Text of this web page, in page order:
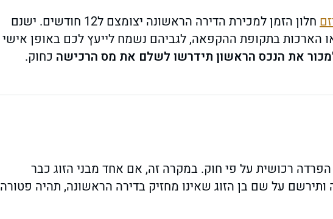
חלון הזמן למכירת הדירה הראשונה יצומצם ל12 חודשים. ישנם
הארכות בתקופת ההקפאה, לגביהם נשמח לייעץ לכם באופן אישי
את הנכס הראשון תידרשו לשלם את מס הרכישה כחוק.
רכושית על פי חוק. במקרה זה, אם אחד מבני הזוג כבר
על שם בן הזוג שאינו מחזיק בדירה הראשונה, תהיה פטורה